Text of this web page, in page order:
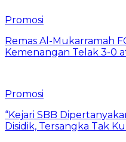
Promosi
Remas Al-Mukarramah
Kemenangan Telak 3-0
Promosi
“Kejari SBB
Disidik, Tersangka Tak